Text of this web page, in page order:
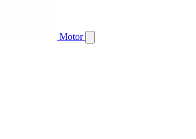
Motor